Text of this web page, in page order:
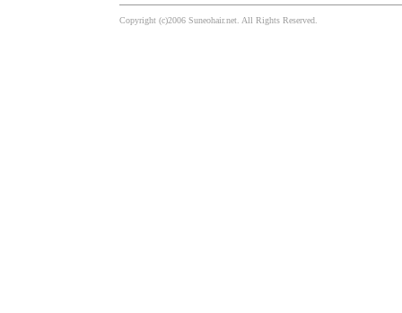
Copyright (c)2006 Suneohair.net. All Rights Reserved.